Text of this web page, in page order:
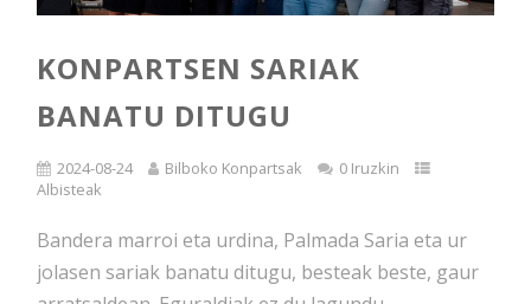
KONPARTSEN SARIAK
BANATU DITUGU
2024-08-24 Bilboko Konpartsak
0 Iruzkin
Albisteak
Bandera marroi eta urdina, Palmada Saria eta ur
jolasen sariak banatu ditugu, besteak beste, gaur